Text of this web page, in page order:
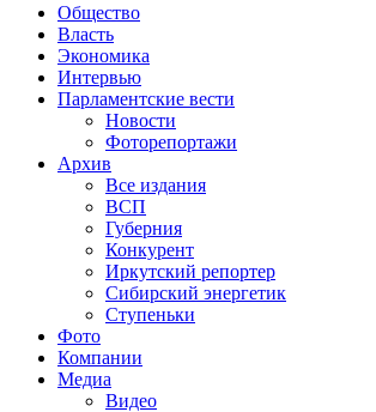
Общество
Власть
Экономика
Интервью
Парламентские вести
Новости
Фоторепортажи
Архив
Все издания
ВСП
Губерния
Конкурент
Иркутский репортер
Сибирский энергетик
Ступеньки
Фото
Компании
Медиа
Видео